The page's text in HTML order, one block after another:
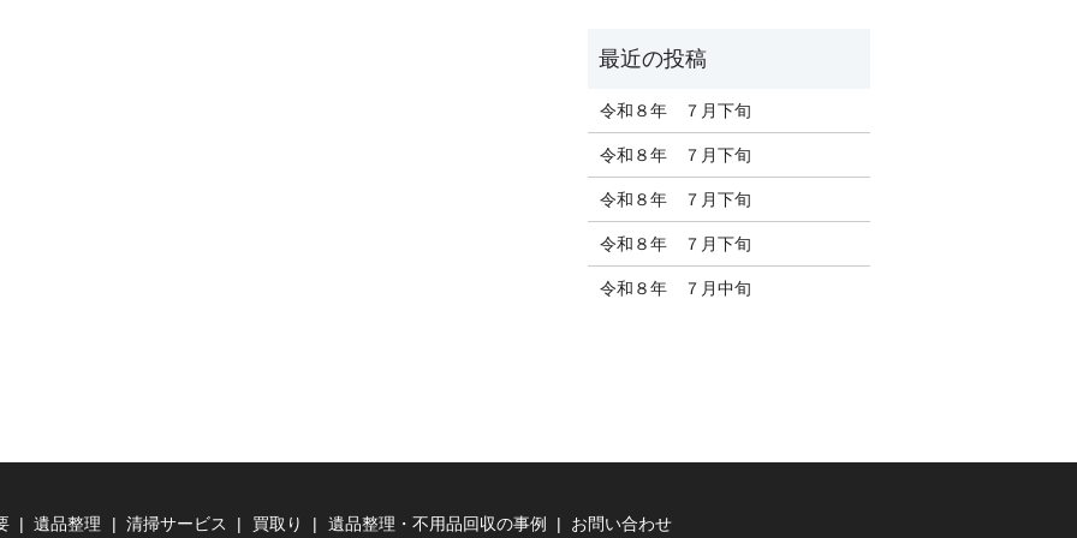
令和８年 ７月下旬
令和８年 ７月下旬
令和８年 ７月下旬
令和８年 ７月下旬
令和８年 ７月中旬
遺品整理 清掃サービス 買取り 遺品整理・不用品回収の事例 お問い合わせ